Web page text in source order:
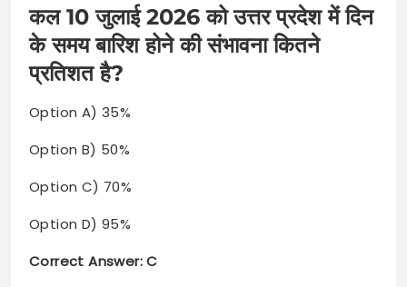
कल 10 जुलाई 2026 को उत्तर प्रदेश में दिन
के समय बारिश होने की संभावना कितने
प्रतिशत है?
Option A) 35%
Option B) 50%
Option C) 70%
Option D) 95%
Correct Answer: C